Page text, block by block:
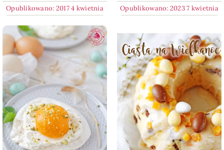
Opublikowano: 2017 4 kwietnia Opublikowano: 2023 7 kwietnia